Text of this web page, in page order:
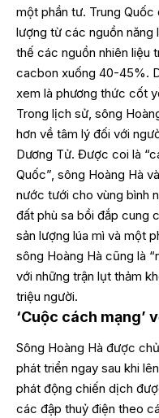
một phần tư. Trung
lượng từ các nguồn năng
thế các nguồn nhiên liệu
cacbon xuống 40-45%.
xem là phương thức cốt
Trong lịch sử, sông
hơn về tâm lý đối với
Dương Tử. Được coi là
Quốc”, sông Hoàng Hà
nước tưới cho vùng bình
đất phù sa bồi đắp cung
sản lượng lúa mì và một
sông Hoàng Hà cũng là
với những trận lụt thảm
triệu người.
‘Cuộc cách mạng’
Sông Hoàng Hà được
phát triển ngay sau khi
phát động chiến dịch
các đập thuỷ điện theo